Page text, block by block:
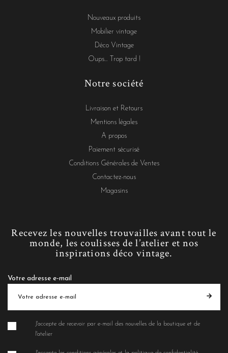
Nouveaux produits
Mobilier vintage
Déco Vintage
Oups... Trop tard !
Notre société
Livraison et Retours
Mentions légales
A propos
Paiement sécurisé
Conditions Générales de Ventes
Contactez-nous
Magasins
Recevez les nouvelles trouvailles avant tout le
monde, les coulisses de l’atelier et nos
inspirations déco vintage.
Votre adresse e-mail
J'accepte de recevoir par e-mail des nouvelles de la boutique et de
l'atelier